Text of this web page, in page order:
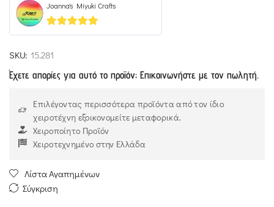
Joanna's Miyuki Crafts
5out of 5
SKU: 15.281
Έχετε απορίες για αυτό το προϊόν; Επικοινωνήστε με τον πωλητή.
Επιλέγοντας περισσότερα προϊόντα από τον ίδιο
χειροτέχνη εξοικονομείτε μεταφορικά.
Χειροποίητο Προϊόν
Χειροτεχνημένο στην Ελλάδα
Λίστα Αγαπημένων
Σύγκριση